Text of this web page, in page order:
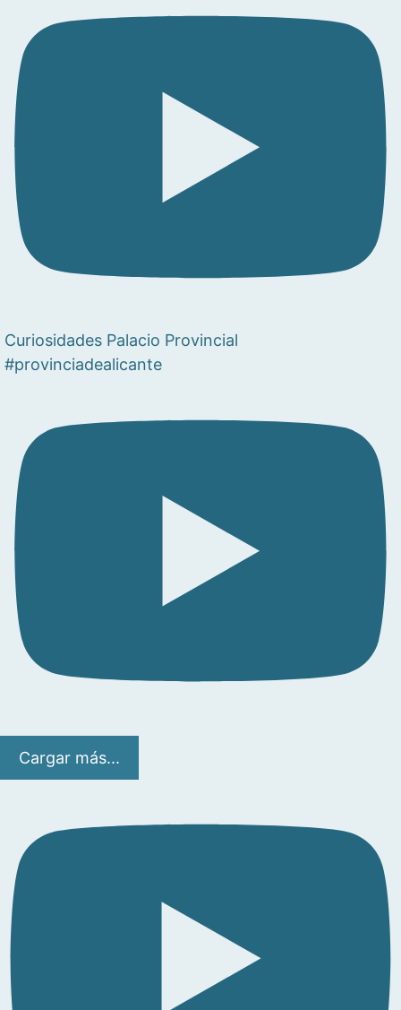
Curiosidades Palacio Provincial
#provinciadealicante
Cargar más...